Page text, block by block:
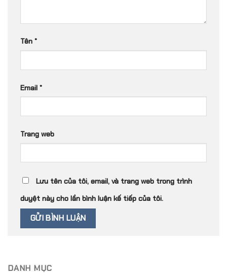
Tên *
Email *
Trang web
Lưu tên của tôi, email, và trang web trong trình
duyệt này cho lần bình luận kế tiếp của tôi.
DANH MỤC